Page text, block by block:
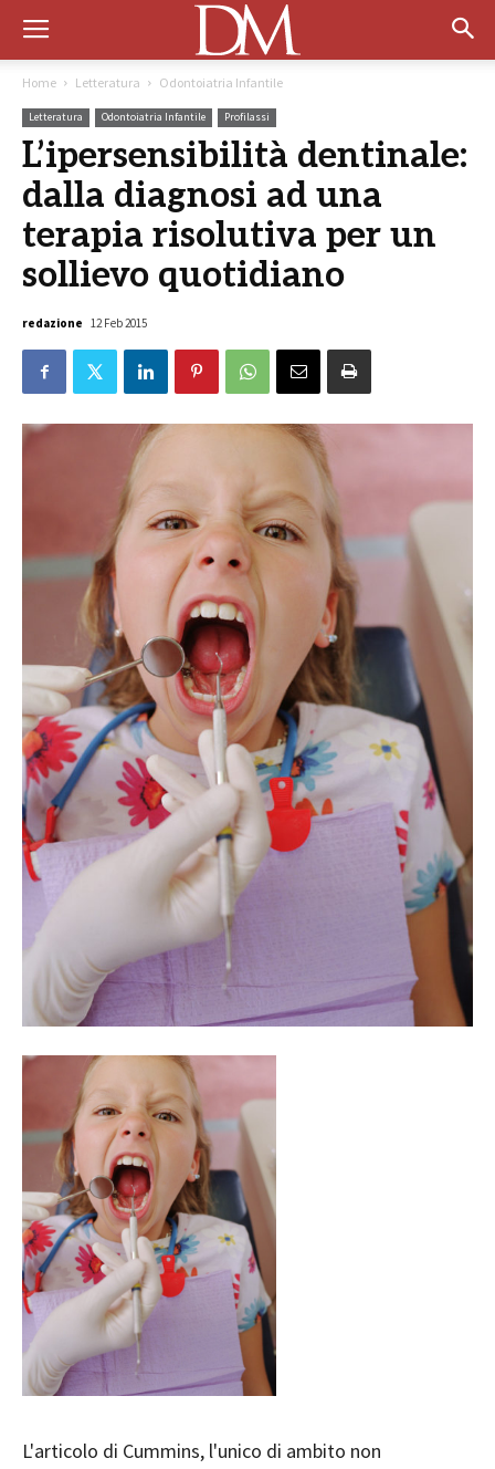
Home Letteratura Odontoiatria Infantile
Letteratura Odontoiatria Infantile Profilassi
L’ipersensibilità dentinale:
dalla diagnosi ad una
terapia risolutiva per un
sollievo quotidiano
redazione 12 Feb 2015
L'articolo di Cummins, l'unico di ambito non